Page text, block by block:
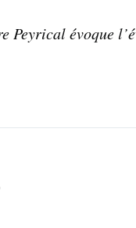
Peyrical évoque